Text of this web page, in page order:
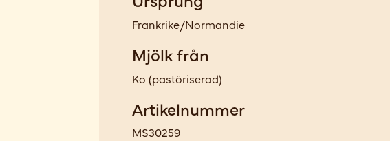
Frankrike/Normandie
Mjölk från
Ko (pastöriserad)
Artikelnummer
MS30259